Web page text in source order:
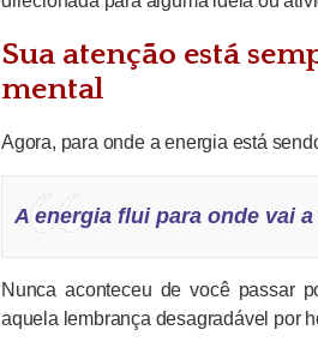
Sua atenção está
mental
Agora, para onde a energia está
A energia flui para onde vai
Nunca aconteceu de você passar
aquela lembrança desagradável por